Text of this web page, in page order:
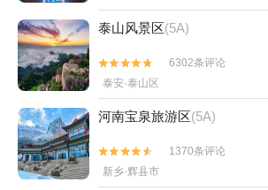
泰山风景区(5A)


6302条评论
泰安·泰山区
河南宝泉旅游区(5A)


1370条评论
新乡·辉县市